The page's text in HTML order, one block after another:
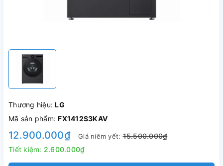
Thương hiệu:LG
Mã sản phẩm:FX1412S3KAV
12.900.000₫ Giá niêm yết:15.500.000₫
Tiết kiệm: 2.600.000₫